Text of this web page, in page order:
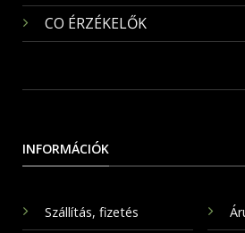
CO ÉRZÉKELŐK
INFORMÁCIÓK
Szállítás, fizetés